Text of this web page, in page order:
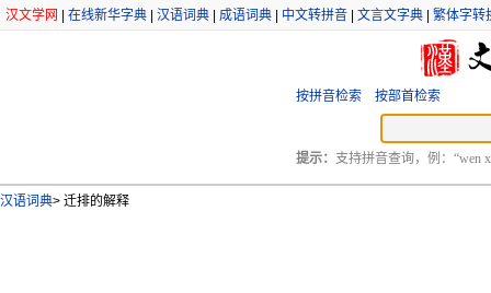
汉文学网 在线新华字典 汉语词典 成语词典 中文转拼音 文言文字典 繁体字转
按拼音检索 按部首检索
提示： 支持拼音查询，例：“wen
汉语词典> 迁排的解释